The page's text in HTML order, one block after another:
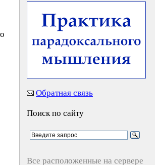
Обратная связь
Поиск по сайту
Все расположенные на сервере